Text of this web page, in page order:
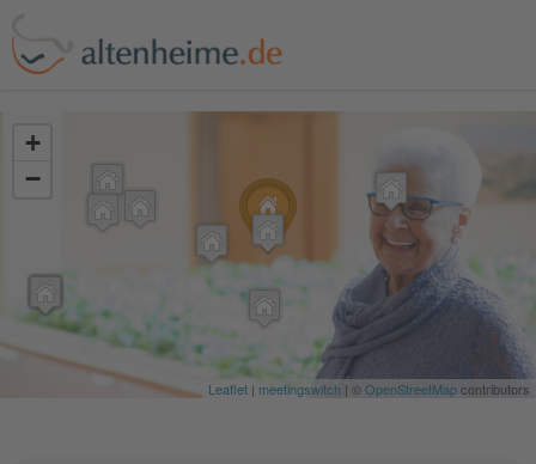
+
−
Leaflet | meetingswitch | ©OpenStreetMapcontributors